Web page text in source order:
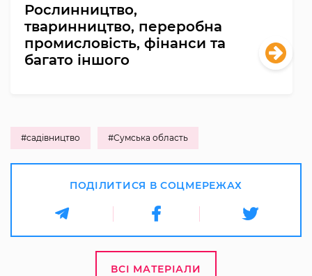
Рослинництво,
тваринництво, переробна
промисловість, фінанси та
багато іншого
#садівництво #Сумська область
ПОДІЛИТИСЯ В СОЦМЕРЕЖАХ
ВСІ МАТЕРІАЛИ